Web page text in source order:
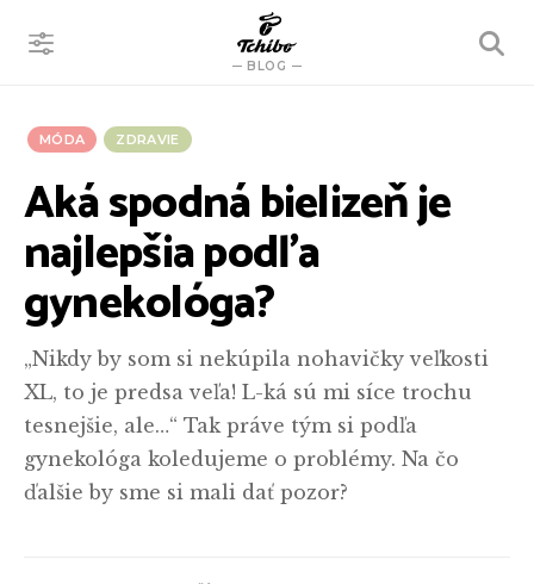
BLOG
VYHĽADÁVANIE
MÓDA ZDRAVIE
Aká spodná bielizeň je
najlepšia podľa
gynekológa?
„Nikdy by som si nekúpila nohavičky veľkosti
XL, to je predsa veľa! L-ká sú mi síce trochu
tesnejšie, ale…“ Tak práve tým si podľa
gynekológa koledujeme o problémy. Na čo
ďalšie by sme si mali dať pozor?